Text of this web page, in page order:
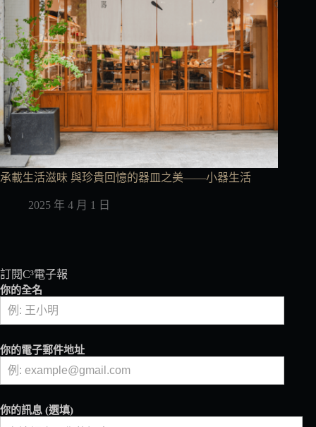
承載生活滋味 與珍貴回憶的器皿之美——小器生活
2025 年 4 月 1 日
訂閱C³電子報
你的全名
你的電子郵件地址
你的訊息 (選填)